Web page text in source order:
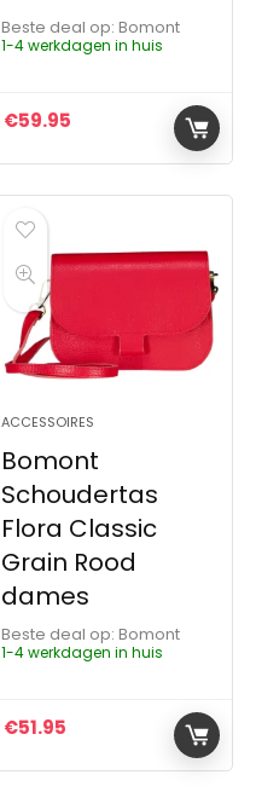
Beste deal op:
Bomont
1-4 werkdagen in huis
€59.95
ACCESSOIRES
Bomont
Schoudertas
Flora Classic
Grain Rood
dames
Beste deal op:
Bomont
1-4 werkdagen in huis
€51.95